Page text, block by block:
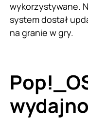
wykorzystywane.
system dostał
na granie w gry.